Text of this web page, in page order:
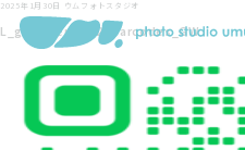
2025年1月30日 ウムフォトスタジオ
L_gainfriends_2dbarcodes_GW